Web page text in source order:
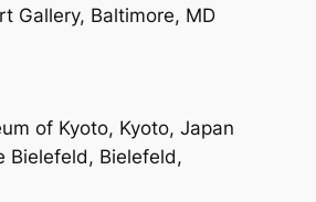
Gallery, Baltimore, MD
of Kyoto, Kyoto, Japan
Bielefeld, Bielefeld,